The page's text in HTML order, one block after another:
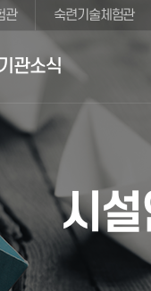
관 숙련기술체험관
기관소식
시